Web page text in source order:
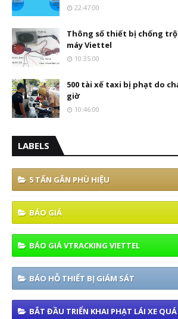
22:47:00
Thông số thiết bị chống
máy Viettel
10:35:00
500 tài xế taxi bị phạt do
giờ
10:46:00
LABELS
5 TẤN GẮN PHÙ HIỆU
BÁO GIÁ
BÁO GIÁ VTRACKING VIETTEL
BÁO HỖ THIẾT BỊ GIÁM SÁT
BẮT ĐẦU TRIỂN KHAI PHẠT LÁI XE